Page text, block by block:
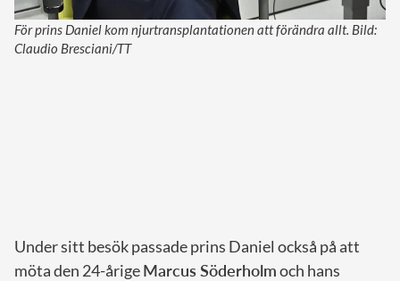
För prins Daniel kom njurtransplantationen att förändra allt. Bild:
Claudio Bresciani/TT
Under sitt besök passade prins Daniel också på att
möta den 24-årigeMarcus Söderholmoch hans